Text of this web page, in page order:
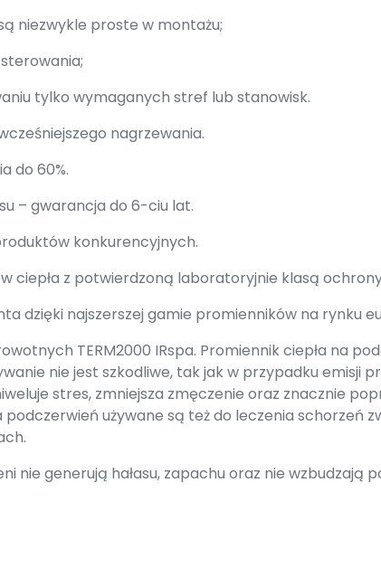
niezwykle proste w montażu;
tylko wymaganych stref lub stanowisk.
nagrzewania.
do 60%.
– gwarancja do 6-ciu lat.
konkurencyjnych.
ciepła z potwierdzoną laboratoryjnie klasą
dzięki najszerszej gamie promienników na rynku
TERM2000 IRspa. Promiennik ciepła na
nie jest szkodliwe, tak jak w przypadku emisji
stres, zmniejsza zmęczenie oraz znacznie
używane są też do leczenia schorzeń
nie generują hałasu, zapachu oraz nie wzbudzają